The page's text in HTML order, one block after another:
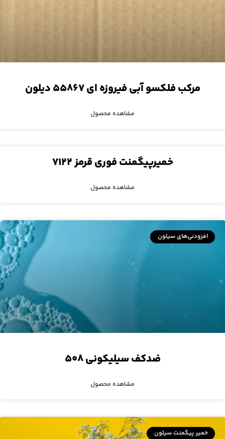
مرکب فلکسو آبی فیروزه ای ۵۵۸۶۷ دیلون
مشاهده محصول
خمیرپیگمنت فوری قرمز ۷۱۲۲
مشاهده محصول
افزودنی‌های سیلون
ضدکف سیلیکونی ۵۰۸
مشاهده محصول
خمیر پیگمنت سیلون